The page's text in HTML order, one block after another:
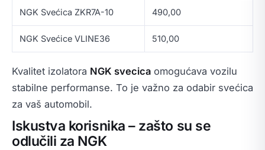
NGK Svećica ZKR7A-10 490,00
NGK Svećice VLINE36 510,00
Kvalitet izolatora NGK svecica omogućava vozilu
stabilne performanse. To je važno za odabir svećica
za vaš automobil.
Iskustva korisnika – zašto su se
odlučili za NGK